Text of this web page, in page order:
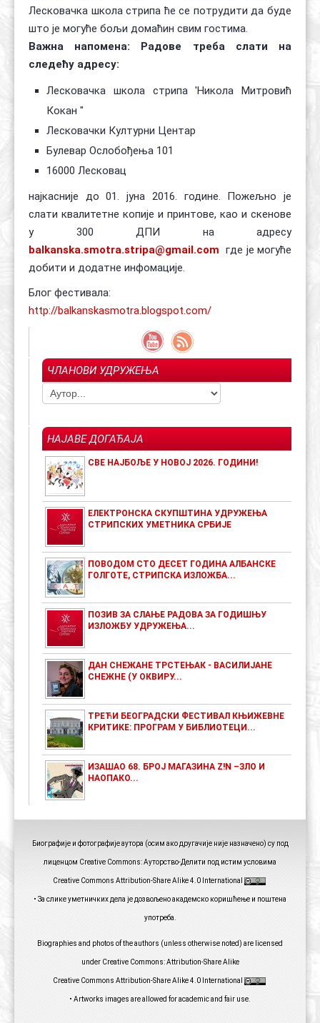
Лесковачка школа стрипа ће се потрудити да буде
што је могуће бољи домаћин свим гостима.
Важна напомена: Радове треба слати на
следећу адресу:
Лесковачка школа стрипа 'Никола Митровић
Кокан "
Лесковачки Културни Центар
Булевар Ослобођења 101
16000 Лесковац
најкасније до 01. јуна 2016. године. Пожељно је
слати квалитетне копије и принтове, као и скенове
у 300 ДПИ на адресу
balkanska.smotra.stripa@gmail.com где је могуће
добити и додатне инфомације.
Блог фестивала:
http://balkanskasmotra.blogspot.com/
ЧЛАНОВИ УДРУЖЕЊА
НАЈАВЕ ДОГАЂАЈА
СВЕ НАЈБОЉЕ У НОВОЈ 2026. ГОДИНИ!
ЕЛЕКТРОНСКА СКУПШТИНА УДРУЖЕЊА
СТРИПСКИХ УМЕТНИКА СРБИЈЕ
ПОВОДОМ СТО ДЕСЕТ ГОДИНА АЛБАНСКЕ
ГОЛГОТЕ, СТРИПСКА ИЗЛОЖБА...
ПОЗИВ ЗА СЛАЊЕ РАДОВА ЗА ГОДИШЊУ
ИЗЛОЖБУ УДРУЖЕЊА...
ДАН СНЕЖАНЕ ТРСТЕЊАК - ВАСИЛИЈАНЕ
СНЕЖНЕ (У ОКВИРУ...
ТРЕЋИ БЕОГРАДСКИ ФЕСТИВАЛ КЊИЖЕВНЕ
КРИТИКЕ: ПРОГРАМ У БИБЛИОТЕЦИ...
ИЗАШАО 68. БРОЈ МАГАЗИНА Z!N –ЗЛО И
НАОПАКО...
Биографије и фотографије аутора (осим ако другачије није назначено) су под
лиценцом Creative Commons: Ауторство-Делити под истим условима
Creative Commons Attribution-Share Alike 4.0 International
• За слике уметничких дела је дозвољено академско коришћење и поштена
употреба.
Biographies and photos of the authors (unless otherwise noted) are licensed
under Creative Commons: Attribution-Share Alike
Creative Commons Attribution-Share Alike 4.0 International
• Artworks images are allowed for academic and fair use.